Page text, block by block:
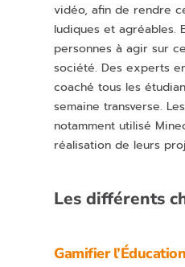
vidéo, afin de rendre
ludiques et agréables.
personnes à agir sur
société. Des experts
coaché tous les
semaine transverse.
notamment utilisé
réalisation de leurs
Les différents
Gamifier l’Éducation